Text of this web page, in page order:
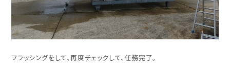
フラッシングをして、再度チェックして、任務完了。